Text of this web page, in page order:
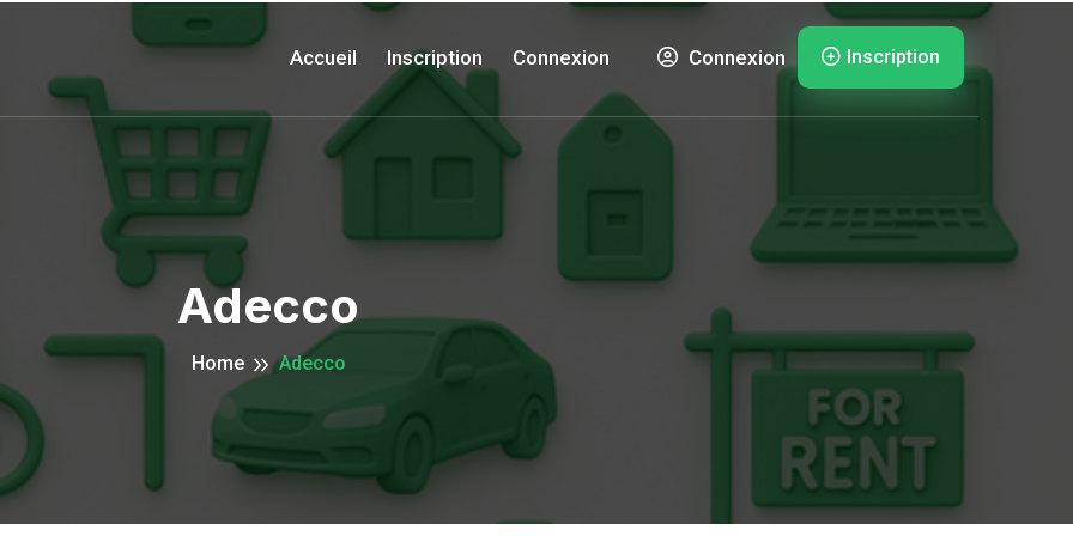
Accueil Inscription Connexion Connexion Inscription
Adecco
Home Adecco